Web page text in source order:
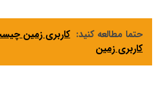
حتما مطالعه کنید: کاربری زمین
کاربری زمین